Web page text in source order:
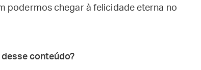
podermos chegar à felicidade eterna no
desse conteúdo?